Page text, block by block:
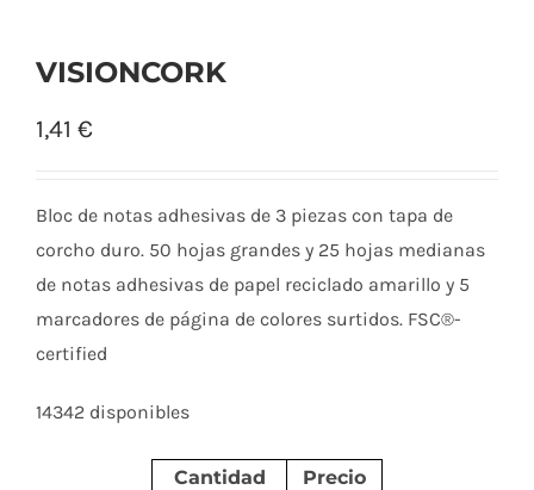
VISIONCORK
1,41 €
Bloc de notas adhesivas de 3 piezas con tapa de
corcho duro. 50 hojas grandes y 25 hojas medianas
de notas adhesivas de papel reciclado amarillo y 5
marcadores de página de colores surtidos. FSC®-
certified
14342 disponibles
Cantidad
Precio